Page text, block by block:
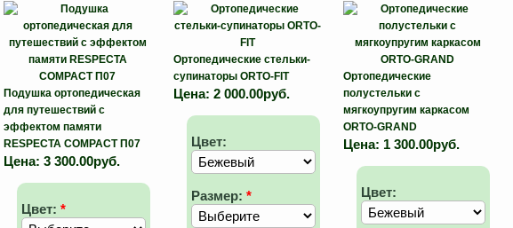
Подушка ортопедическая
для путешествий с
эффектом памяти
RESPECTA COMPACT П07
Цена: 3 300.00руб.
Цвет: *
Ортопедические стельки-
супинаторы ORTO-FIT
Цена: 2 000.00руб.
Цвет:
Размер: *
Ортопедические
полустельки с
мягкоупругим каркасом
ORTO-GRAND
Цена: 1 300.00руб.
Цвет: